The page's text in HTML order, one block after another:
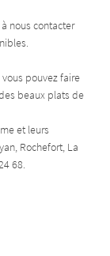
à l'adresse
en utilisantle
nous contacter
pouvez faire
beaux plats de
et leurs
Rochefort, La
68.